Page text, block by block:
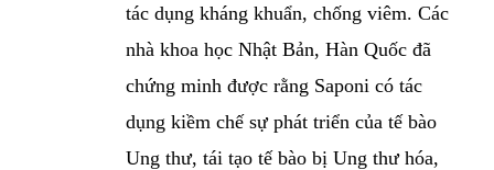
tác dụng kháng khuẩn, chống viêm. Các
nhà khoa học Nhật Bản, Hàn Quốc đã
chứng minh được rằng Saponi có tác
dụng kiềm chế sự phát triển của tế bào
Ung thư, tái tạo tế bào bị Ung thư hóa,